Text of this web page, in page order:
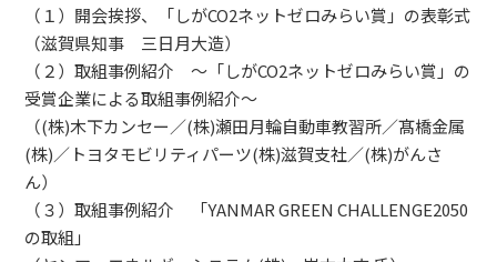
（１）開会挨拶、「しがCO2ネットゼロみらい賞」の表彰式
（滋賀県知事 三日月大造）
（２）取組事例紹介 ～「しがCO2ネットゼロみらい賞」の
受賞企業による取組事例紹介～
（(株)木下カンセー／(株)瀬田月輪自動車教習所／髙橋金属
(株)／トヨタモビリティパーツ(株)滋賀支社／(株)がんさ
ん）
（３）取組事例紹介 「YANMAR GREEN CHALLENGE2050
の取組」